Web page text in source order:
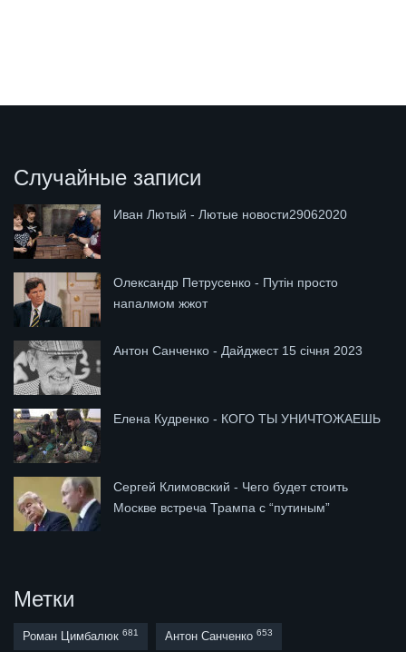
Случайные записи
Иван Лютый - Лютые новости29062020
Олександр Петрусенко - Путін просто
напалмом жжот
Антон Санченко - Дайджест 15 січня 2023
Елена Кудренко - КОГО ТЫ УНИЧТОЖАЕШЬ
Сергей Климовский - Чего будет стоить
Москве встреча Трампа с “путиным”
Метки
Роман Цимбалюк 681 Антон Санченко 653